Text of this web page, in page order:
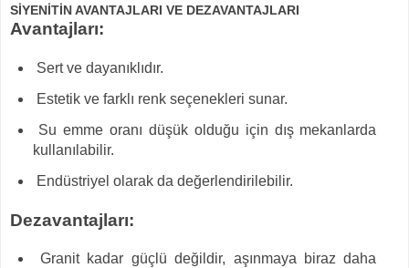
SİYENİTİN AVANTAJLARI VE DEZAVANTAJLARI
Avantajları:
Sert ve dayanıklıdır.
Estetik ve farklı renk seçenekleri sunar.
Su emme oranı düşük olduğu için dış mekanlarda
kullanılabilir.
Endüstriyel olarak da değerlendirilebilir.
Dezavantajları:
Granit kadar güçlü değildir, aşınmaya biraz daha